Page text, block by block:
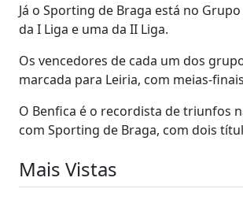
Já o Sporting de Braga está no
da I Liga e uma da II Liga.
Os vencedores de cada um dos
marcada para Leiria, com meias-
O Benfica é o recordista de triunfos
com Sporting de Braga, com dois
Mais Vistas